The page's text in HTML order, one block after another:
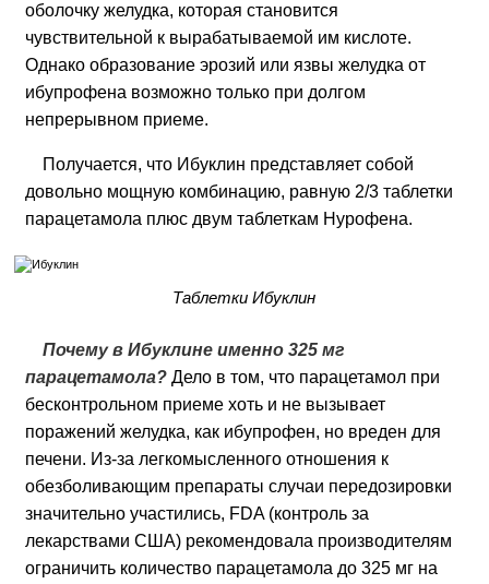
оболочку желудка, которая становится
чувствительной к вырабатываемой им кислоте.
Однако образование эрозий или язвы желудка от
ибупрофена возможно только при долгом
непрерывном приеме.
Получается, что Ибуклин представляет собой
довольно мощную комбинацию, равную 2/3 таблетки
парацетамола плюс двум таблеткам Нурофена.
Таблетки Ибуклин
Почему в Ибуклине именно 325 мг
парацетамола? Дело в том, что парацетамол при
бесконтрольном приеме хоть и не вызывает
поражений желудка, как ибупрофен, но вреден для
печени. Из-за легкомысленного отношения к
обезболивающим препараты случаи передозировки
значительно участились, FDA (контроль за
лекарствами США) рекомендовала производителям
ограничить количество парацетамола до 325 мг на